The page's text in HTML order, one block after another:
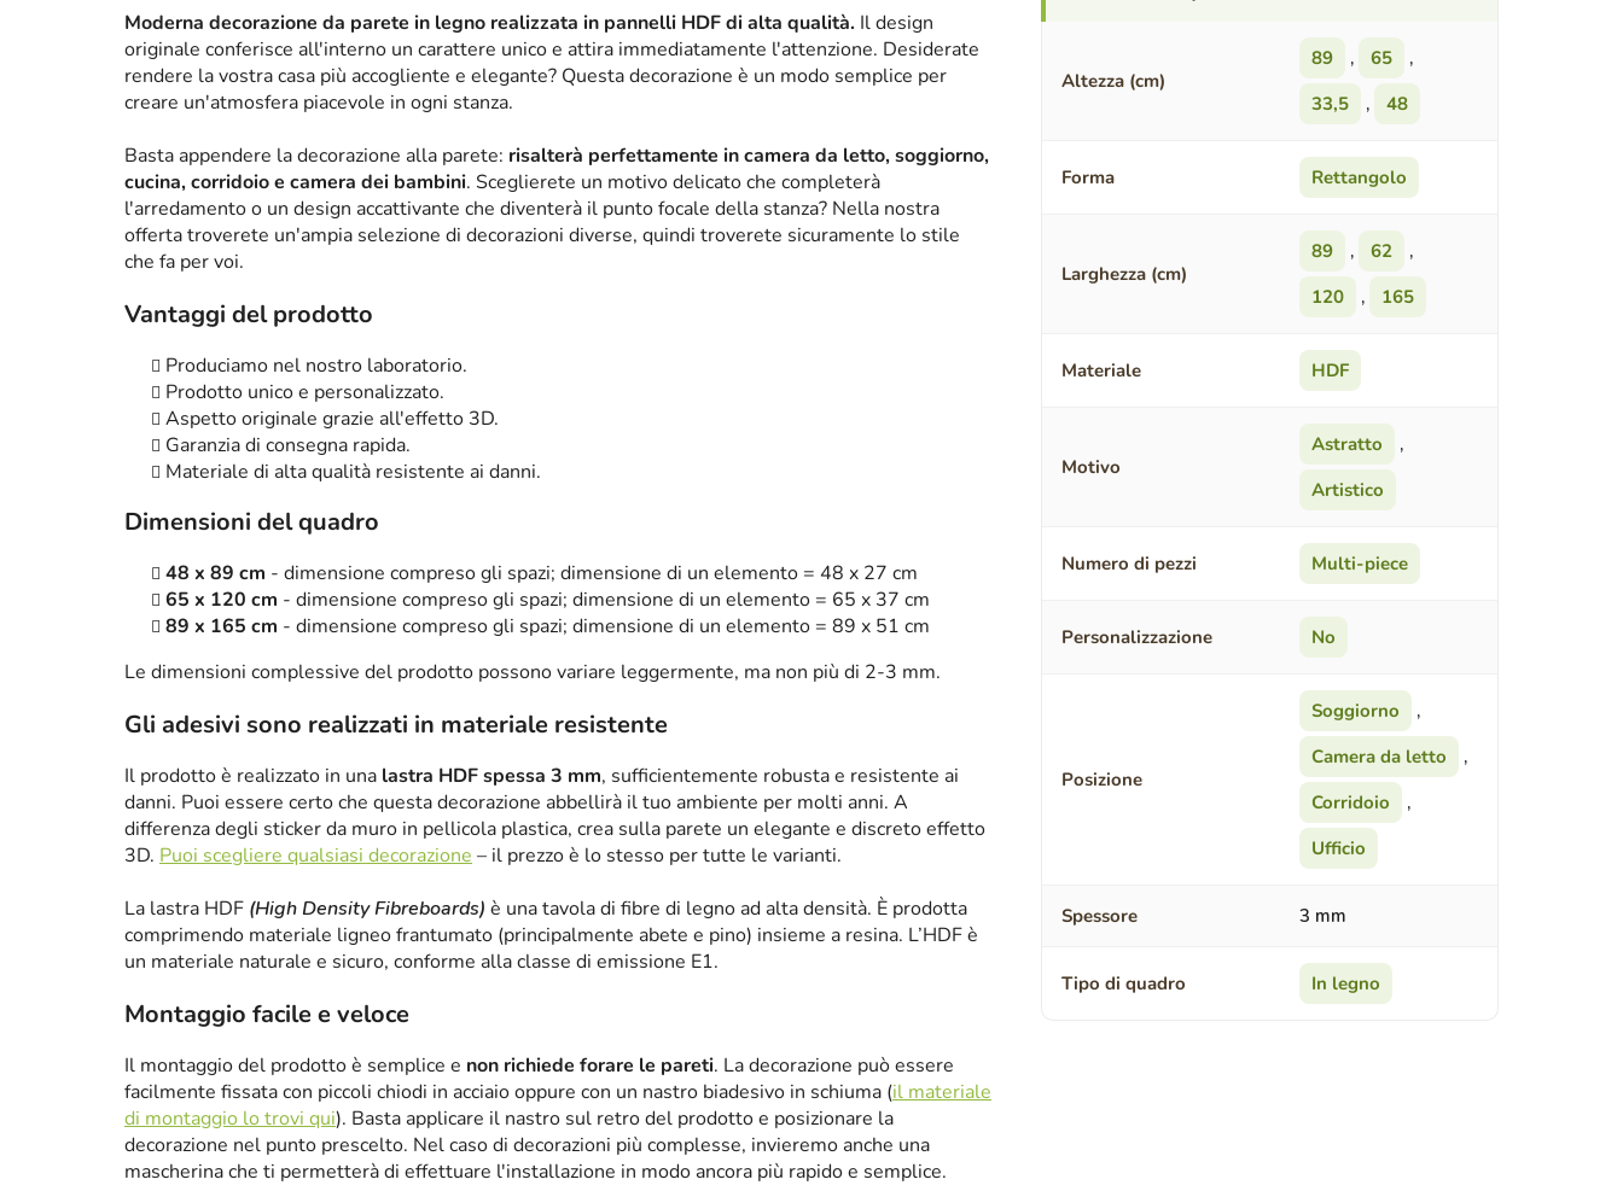
Moderna decorazione da parete in legno realizzata in pannelli HDF di alta qualità. Il design
originale conferisce all'interno un carattere unico e attira immediatamente l'attenzione. Desiderate
rendere la vostra casa più accogliente e elegante? Questa decorazione è un modo semplice per
creare un'atmosfera piacevole in ogni stanza.
Basta appendere la decorazione alla parete: risalterà perfettamente in camera da letto, soggiorno,
cucina, corridoio e camera dei bambini. Sceglierete un motivo delicato che completerà
l'arredamento o un design accattivante che diventerà il punto focale della stanza? Nella nostra
offerta troverete un'ampia selezione di decorazioni diverse, quindi troverete sicuramente lo stile
che fa per voi.
Vantaggi del prodotto
Produciamo nel nostro laboratorio.
Prodotto unico e personalizzato.
Aspetto originale grazie all'effetto 3D.
Garanzia di consegna rapida.
Materiale di alta qualità resistente ai danni.
Dimensioni del quadro
48 x 89 cm - dimensione compreso gli spazi; dimensione di un elemento = 48 x 27 cm
65 x 120 cm - dimensione compreso gli spazi; dimensione di un elemento = 65 x 37 cm
89 x 165 cm - dimensione compreso gli spazi; dimensione di un elemento = 89 x 51 cm
Le dimensioni complessive del prodotto possono variare leggermente, ma non più di 2-3 mm.
Gli adesivi sono realizzati in materiale resistente
Il prodotto è realizzato in una lastra HDF spessa 3 mm, sufficientemente robusta e resistente ai
danni. Puoi essere certo che questa decorazione abbellirà il tuo ambiente per molti anni. A
differenza degli sticker da muro in pellicola plastica, crea sulla parete un elegante e discreto effetto
3D. Puoi scegliere qualsiasi decorazione – il prezzo è lo stesso per tutte le varianti.
La lastra HDF (High Density Fibreboards) è una tavola di fibre di legno ad alta densità. È prodotta
comprimendo materiale ligneo frantumato (principalmente abete e pino) insieme a resina. L’HDF è
un materiale naturale e sicuro, conforme alla classe di emissione E1.
Montaggio facile e veloce
Il montaggio del prodotto è semplice e non richiede forare le pareti. La decorazione può essere
facilmente fissata con piccoli chiodi in acciaio oppure con un nastro biadesivo in schiuma (il materiale
di montaggio lo trovi qui). Basta applicare il nastro sul retro del prodotto e posizionare la
decorazione nel punto prescelto. Nel caso di decorazioni più complesse, invieremo anche una
mascherina che ti permetterà di effettuare l'installazione in modo ancora più rapido e semplice.
Altezza (cm)
89 , 65
,
33,5
, 48
Forma Rettangolo
Larghezza (cm)
89 , 62
,
120
, 165
Materiale HDF
Motivo
Astratto
,
Artistico
Numero di pezzi Multi-piece
Personalizzazione No
Posizione
Soggiorno
,
Camera da letto
,
Corridoio
,
Ufficio
Spessore 3 mm
Tipo di quadro In legno